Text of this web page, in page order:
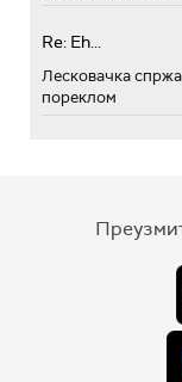
Re: Eh...
Лесковачка
пореклом